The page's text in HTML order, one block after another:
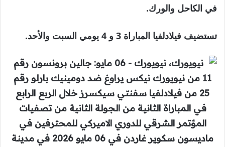
في الكاحل والورك.
تستضيف فيلادلفيا المباراة 3 و 4 يومي السبت والأحد.